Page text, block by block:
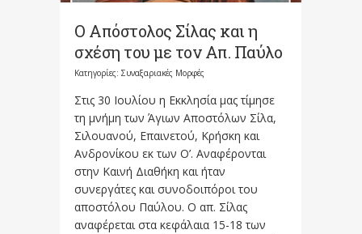
Ο Απόστολος Σίλας και η
σχέση του με τον Απ. Παύλο
Κατηγορίες: Συναξαριακές Μορφές
Στις 30 Ιουλίου η Εκκλησία μας τίμησε
τη μνήμη των Άγιων Αποστόλων Σίλα,
Σιλουανού, Επαινετού, Κρήσκη και
Ανδρονίκου εκ των Ο’. Αναφέρονται
στην Καινή Διαθήκη και ήταν
συνεργάτες και συνοδοιπόροι του
αποστόλου Παύλου. Ο απ. Σίλας
αναφέρεται στα κεφάλαια 15-18 των